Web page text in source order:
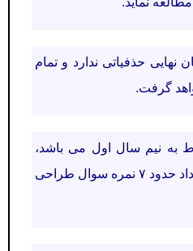
نهایی حذفیاتی ندارد و تمام
گرفت.
به نیم سال اول می باشد،
(دروس ۱ تا ۵) در امتحان خرداد حدود ۷ نمره سوال طراحی